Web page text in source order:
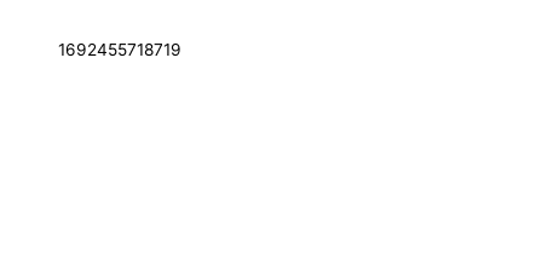
1692455718719